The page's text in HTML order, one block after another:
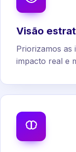
Visão
Priorizamos as
impacto real e